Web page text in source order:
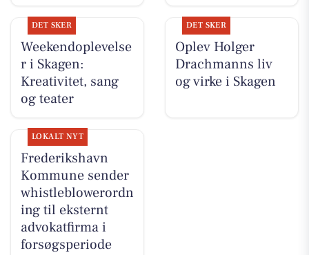
DET SKER
Weekendoplevelse
r i Skagen:
Kreativitet, sang
og teater
DET SKER
Oplev Holger
Drachmanns liv
og virke i Skagen
LOKALT NYT
Frederikshavn
Kommune sender
whistleblowerordn
ing til eksternt
advokatfirma i
forsøgsperiode